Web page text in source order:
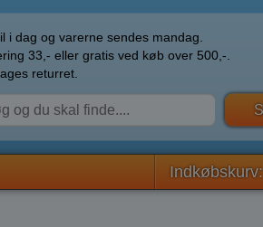
i dag og varerne sendes mandag.
33,- eller gratis ved køb over 500,-.
returret.